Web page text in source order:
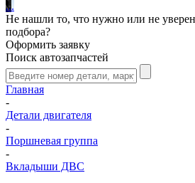
...
Не нашли то, что нужно или не
подбора?
Оформить заявку
Поиск автозапчастей
Главная
-
Детали двигателя
-
Поршневая группа
-
Вкладыши ДВС